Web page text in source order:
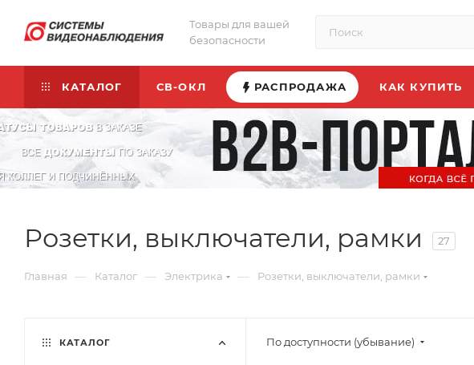
Товары для вашей
безопасности
КАТАЛОГ СВ-ОКЛ РАСПРОДАЖА КАК КУПИТЬ
Розетки, выключатели, рамки 27
Главная — Каталог — Электрика — Розетки, выключатели, рамки
По доступности (убывание)
КАТАЛОГ